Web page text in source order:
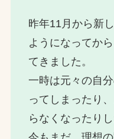
昨年11月から新
ようになってか
てきました。
一時は元々の自
ってしまったり
らなくなったり